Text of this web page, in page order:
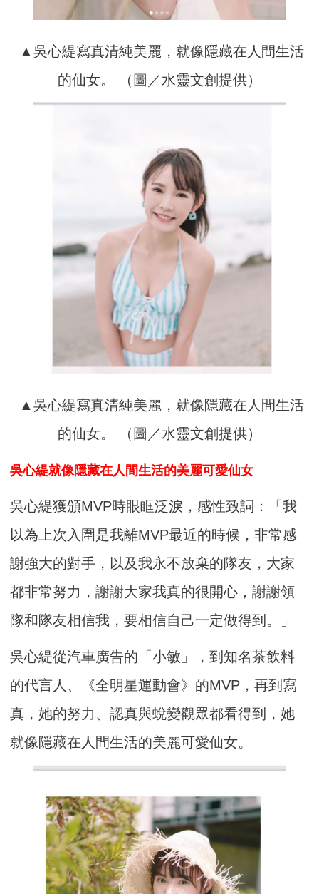
▲吳心緹寫真清純美麗，就像隱藏在人間生活
的仙女。 （圖／水靈文創提供）
▲吳心緹寫真清純美麗，就像隱藏在人間生活
的仙女。 （圖／水靈文創提供）
吳心緹就像隱藏在人間生活的美麗可愛仙女
吳心緹獲頒MVP時眼眶泛淚，感性致詞：「我
以為上次入圍是我離MVP最近的時候，非常感
謝強大的對手，以及我永不放棄的隊友，大家
都非常努力，謝謝大家我真的很開心，謝謝領
隊和隊友相信我，要相信自己一定做得到。」
吳心緹從汽車廣告的「小敏」，到知名茶飲料
的代言人、《全明星運動會》的MVP，再到寫
真，她的努力、認真與蛻變觀眾都看得到，她
就像隱藏在人間生活的美麗可愛仙女。